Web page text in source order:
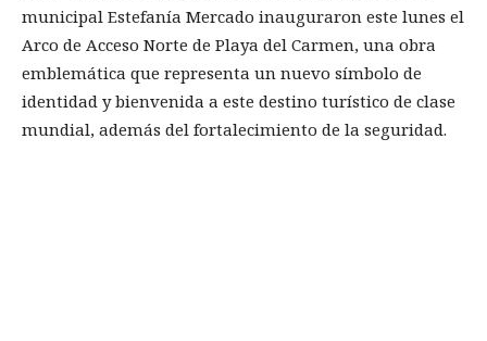
municipal Estefanía Mercado inauguraron este lunes el
Arco de Acceso Norte de Playa del Carmen, una obra
emblemática que representa un nuevo símbolo de
identidad y bienvenida a este destino turístico de clase
mundial, además del fortalecimiento de la seguridad.